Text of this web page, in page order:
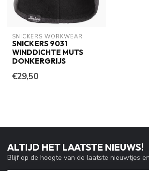
SNICKERS WORKWEAR
SNICKERS 9031
WINDDICHTE MUTS
DONKERGRIJS
€29,50
ALTIJD HET LAATSTE NIEUWS!
Blijf op de hoogte van de laatste nieuwtjes